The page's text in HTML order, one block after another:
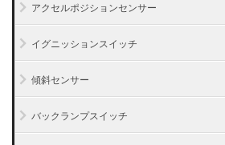
アクセルポジションセンサー
イグニッションスイッチ
傾斜センサー
バックランプスイッチ